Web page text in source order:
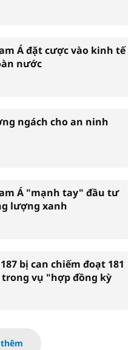
Á đặt cược vào kinh tế
nước
ngách cho an ninh
Á "mạnh tay" đầu tư
lượng xanh
bị can chiếm đoạt 181
vụ "hợp đồng kỳ